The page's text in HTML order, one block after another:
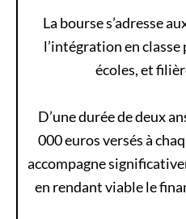
La bourse s’adresse
l’intégration en
écoles, et
D’une durée de deux
000 euros versés à
accompagne
en rendant viable le